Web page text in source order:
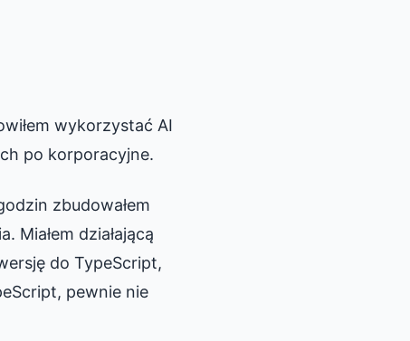
wykorzystać AI
po korporacyjne.
zbudowałem
Miałem działającą
do TypeScript,
pewnie nie